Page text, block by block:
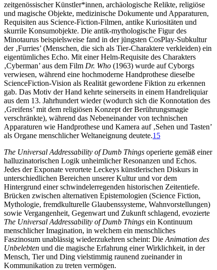
zeitgenössischer Künstler*innen, archäologische Relikte, religiöse
und magische Objekte, medizinische Dokumente und Apparaturen,
Requisiten aus Science-Fiction-Filmen, antike Kuriositäten und
skurrile Konsumobjekte. Die antik-mythologische Figur des
Minotaurus beispielsweise fand in der jüngsten CosPlay-Subkultur
der ‚Furries’ (Menschen, die sich als Tier-Charaktere verkleiden) ein
eigentümliches Echo. Mit einer Helm-Requisite des Charakters
‚Cyberman’ aus dem Film Dr. Who (1963) wurde auf Cyborgs
verwiesen, während eine hochmoderne Handprothese dieselbe
ScienceFiction-Vision als Realität gewordene Fiktion zu erkennen
gab. Das Motiv der Hand kehrte seinerseits in einem Handreliquiar
aus dem 13. Jahrhundert wieder (wodurch sich die Konnotation des
‚Greifens’ mit dem religiösen Konzept der Berührungsmagie
verschränkte), während das Nebeneinander von technischen
Apparaturen wie Handprothese und Kamera auf ‚Sehen und Tasten’
als Organe menschlicher Weltaneignung deutete.15
The Universal Addressability of Dumb Things operierte gemäß einer
halluzinatorischen Logik unheimlicher Resonanzen und Echos.
Jedes der Exponate verortete Leckeys künstlerischen Diskurs in
unterschiedlichen Bereichen unserer Kultur und vor dem
Hintergrund einer schwindelerregenden historischen Zeitentiefe.
Brücken zwischen alternativen Epistemologien (Science Fiction,
Mythologie, fremdkulturelle Glaubenssysteme, Wahnvorstellungen)
sowie Vergangenheit, Gegenwart und Zukunft schlagend, evozierte
The Universal Addressability of Dumb Things ein Kontinuum
menschlicher Imagination, in welchem ein menschliches
Faszinosum unablässig wiederzukehren scheint: Die Animation des
Unbelebten und die magische Erfahrung einer Wirklichkeit, in der
Mensch, Tier und Ding vielstimmig raunend zueinander in
Kommunikation zu treten vermögen.